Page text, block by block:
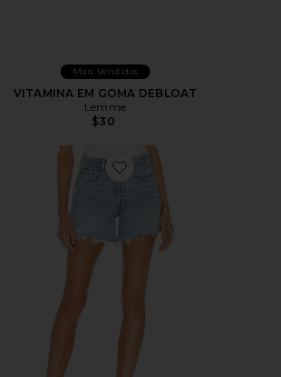
Mais Vendidos
VITAMINA EM GOMA DEBLOAT
Lemme
$30
Favorite Parker Long Short